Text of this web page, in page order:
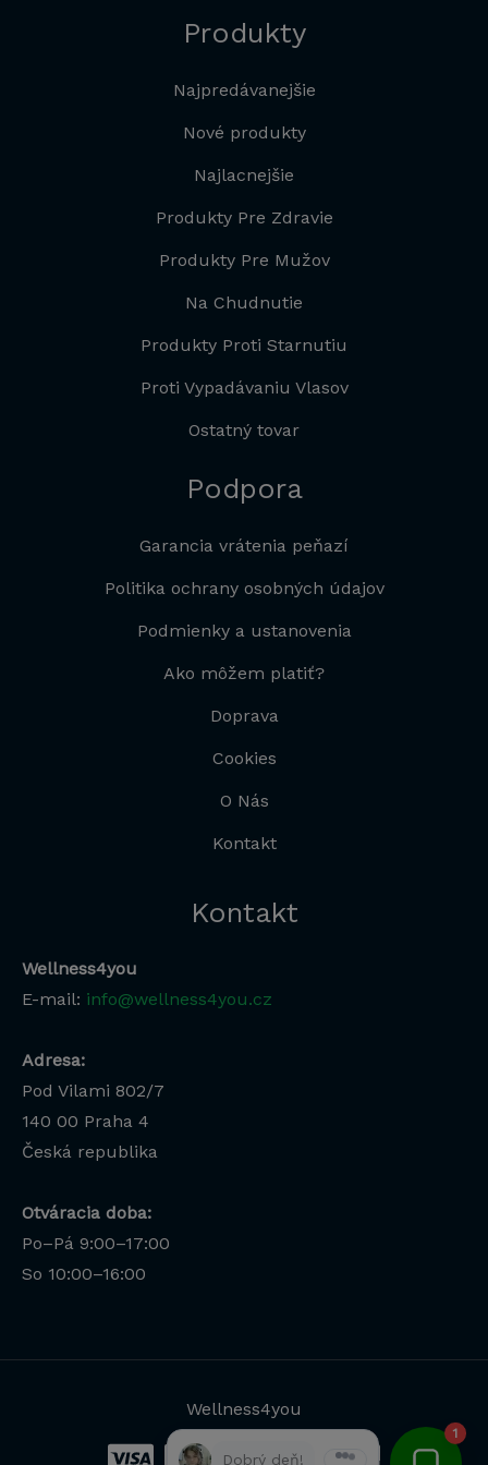
Produkty
Najpredávanejšie
Nové produkty
Najlacnejšie
Produkty Pre Zdravie
Produkty Pre Mužov
Na Chudnutie
Produkty Proti Starnutiu
Proti Vypadávaniu Vlasov
Ostatný tovar
Podpora
Garancia vrátenia peňazí
Politika ochrany osobných údajov
Podmienky a ustanovenia
Ako môžem platiť?
Doprava
Cookies
O Nás
Kontakt
Kontakt
Wellness4you
E-mail: info@wellness4you.cz
Adresa:
Pod Vilami 802/7
140 00 Praha 4
Česká republika
Otváracia doba:
Po–Pá 9:00–17:00
So 10:00–16:00
Wellness4you
1
Dobrý deň!
Lucia